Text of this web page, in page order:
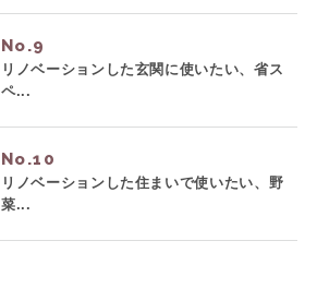
No.
リノベーションした玄関に使いたい、省ス
ペ...
No.
リノベーションした住まいで使いたい、野
菜...